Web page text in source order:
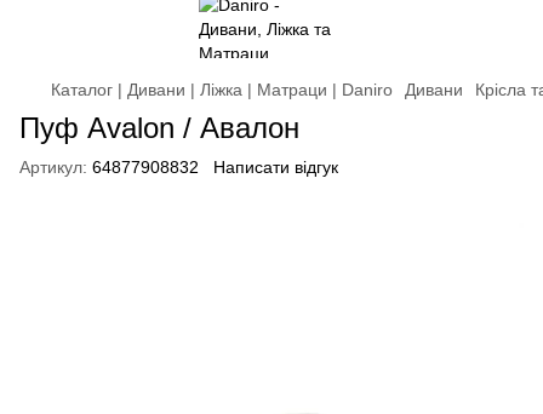
Каталог | Дивани | Ліжка | Матраци | Daniro Дивани Крісла
Пуф Avalon / Авалон
Артикул: 64877908832 Написати відгук